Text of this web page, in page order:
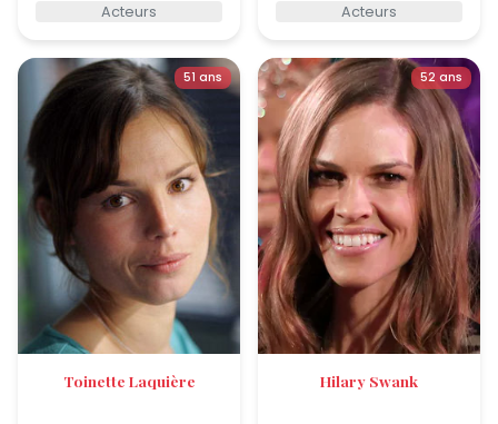
Acteurs
Acteurs
51 ans
Toinette Laquière
52 ans
Hilary Swank